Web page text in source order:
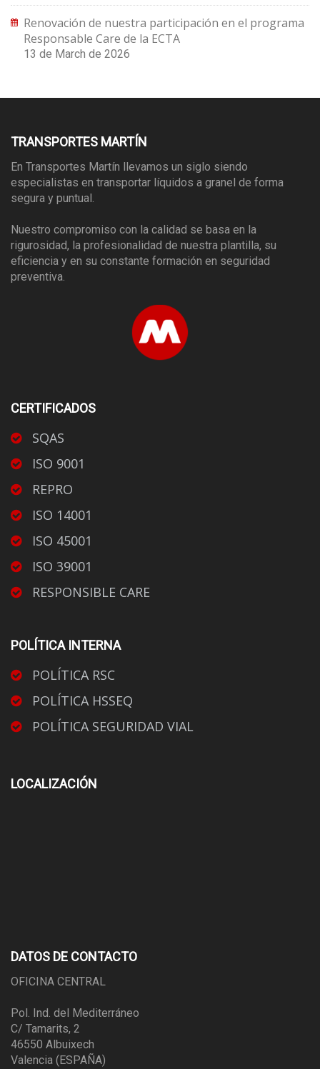
Renovación de nuestra participación en el programa
Responsable Care de la ECTA
13 de March de 2026
TRANSPORTES MARTÍN
En Transportes Martín llevamos un siglo siendo
especialistas en transportar líquidos a granel de forma
segura y puntual.
Nuestro compromiso con la calidad se basa en la
rigurosidad, la profesionalidad de nuestra plantilla, su
eficiencia y en su constante formación en seguridad
preventiva.
CERTIFICADOS
SQAS
ISO 9001
REPRO
ISO 14001
ISO 45001
ISO 39001
RESPONSIBLE CARE
POLÍTICA INTERNA
POLÍTICA RSC
POLÍTICA HSSEQ
POLÍTICA SEGURIDAD VIAL
LOCALIZACIÓN
DATOS DE CONTACTO
OFICINA CENTRAL
Pol. Ind. del Mediterráneo
C/ Tamarits, 2
46550 Albuixech
Valencia (ESPAÑA)